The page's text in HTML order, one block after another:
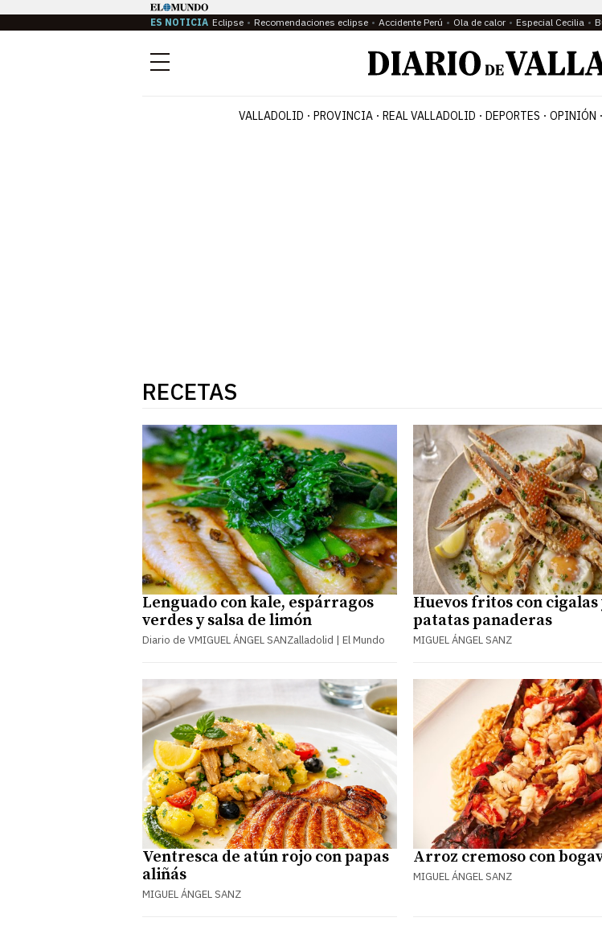
ES NOTICIA Eclipse Recomendaciones eclipse Accidente Perú Ola de calor Especial Cecilia
Menú
VALLADOLID PROVINCIA REAL VALLADOLID DEPORTES OPINIÓN
RECETAS
Lenguado con kale, espárragos
verdes y salsa de limón
Diario de VMIGUEL ÁNGEL SANZalladolid | El Mundo
Huevos fritos con cigalas
patatas panaderas
MIGUEL ÁNGEL SANZ
Ventresca de atún rojo con papas
aliñás
MIGUEL ÁNGEL SANZ
Arroz cremoso con
MIGUEL ÁNGEL SANZ